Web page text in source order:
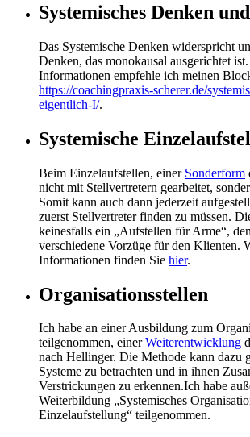
Systemisches Denken
Das Systemische Denken widerspricht
Denken, das monokausal ausgerichtet
Informationen empfehle ich meinen
https://coachingpraxis-scherer.de/
eigentlich-I/.
Systemische
Beim Einzelaufstellen, einer Sonderform
nicht mit Stellvertretern gearbeitet,
Somit kann auch dann jederzeit
zuerst Stellvertreter finden zu müssen.
keinesfalls ein „Aufstellen für Arme“,
verschiedene Vorzüge für den Klienten.
Informationen finden Sie hier.
Organisationsstellen
Ich habe an einer Ausbildung zum
teilgenommen, einerWeiterentwicklung
nach Hellinger. Die Methode kann dazu
Systeme zu betrachten und in ihnen
Verstrickungen zu erkennen.Ich habe
Weiterbildung „Systemisches
Einzelaufstellung“ teilgenommen.